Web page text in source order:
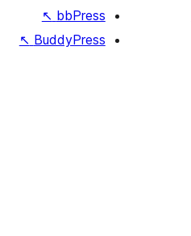
bbPress
↖
BuddyPress
↖